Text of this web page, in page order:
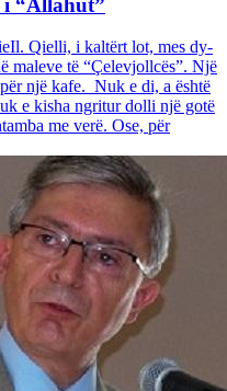
Qielli, i kaltërt lot, mes dy-
maleve të “Çelevjollcës”. Një
një kafe. Nuk e di, a është
e kisha ngritur dolli një gotë
me verë. Ose, për